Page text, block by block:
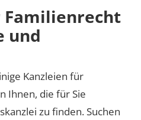
Familienrecht
und
Kanzleien für
Ihnen, die für Sie
zu finden. Suchen